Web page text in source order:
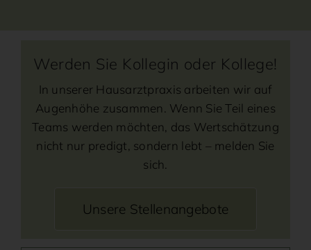
Werden Sie Kollegin oder Kollege!
In unserer Hausarztpraxis arbeiten wir auf
Augenhöhe zusammen. Wenn Sie Teil eines
Teams werden möchten, das Wertschätzung
nicht nur predigt, sondern lebt – melden Sie
sich.
Unsere Stellenangebote